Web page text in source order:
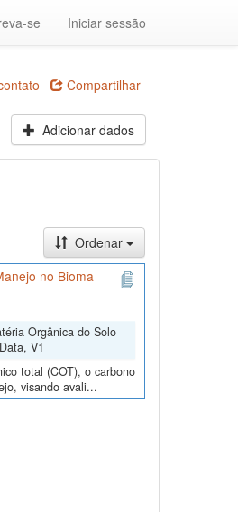
se Iniciar sessão
Compartilhar
Adicionar dados
Ordenar
no Bioma
Orgânica do Solo
V1
total (COT), o carbono
visando avali...